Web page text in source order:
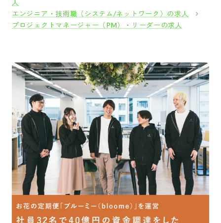
人
エンジニア・技術職（システム/ネットワーク）の求人
プロジェクトマネージャー（PM）・リーダーの求人